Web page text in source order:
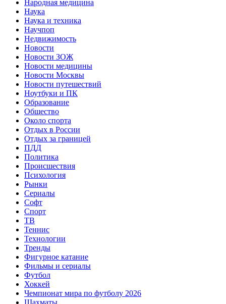
Народная медицина
Наука
Наука и техника
Научпоп
Недвижимость
Новости
Новости ЗОЖ
Новости медицины
Новости Москвы
Новости путешествий
Ноутбуки и ПК
Образование
Общество
Около спорта
Отдых в России
Отдых за границей
ПДД
Политика
Происшествия
Психология
Рынки
Сериалы
Софт
Спорт
ТВ
Теннис
Технологии
Тренды
Фигурное катание
Фильмы и сериалы
Футбол
Хоккей
Чемпионат мира по футболу 2026
Шахматы